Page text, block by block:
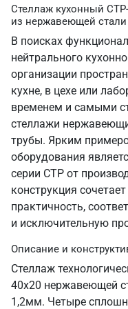
Стеллаж кухонный
из нержавеющей стали
В поисках
нейтрального
организации
кухне, в цехе или
временем и самыми
стеллажи
трубы. Ярким
оборудования
серии СТР от
конструкция
практичность,
и исключительную
Описание и
Стеллаж
40х20 нержавеющей
1,2мм. Четыре